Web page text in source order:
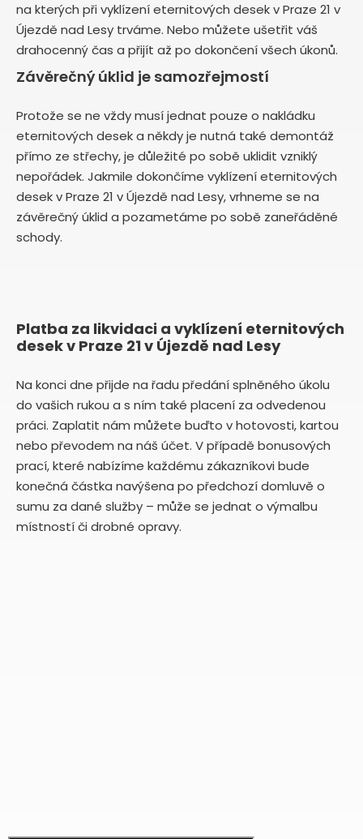
na kterých při vyklízení eternitových desek v Praze 21 v
Újezdě nad Lesy trváme. Nebo můžete ušetřit váš
drahocenný čas a přijít až po dokončení všech úkonů.
Závěrečný úklid je samozřejmostí
Protože se ne vždy musí jednat pouze o nakládku
eternitových desek a někdy je nutná také demontáž
přímo ze střechy, je důležité po sobě uklidit vzniklý
nepořádek. Jakmile dokončíme vyklízení eternitových
desek v Praze 21 v Újezdě nad Lesy, vrhneme se na
závěrečný úklid a pozametáme po sobě zaneřáděné
schody.
Platba za likvidaci a vyklízení eternitových
desek v Praze 21 v Újezdě nad Lesy
Na konci dne přijde na řadu předání splněného úkolu
do vašich rukou a s ním také placení za odvedenou
práci. Zaplatit nám můžete buďto v hotovosti, kartou
nebo převodem na náš účet. V případě bonusových
prací, které nabízíme každému zákazníkovi bude
konečná částka navýšena po předchozí domluvě o
sumu za dané služby – může se jednat o výmalbu
místností či drobné opravy.